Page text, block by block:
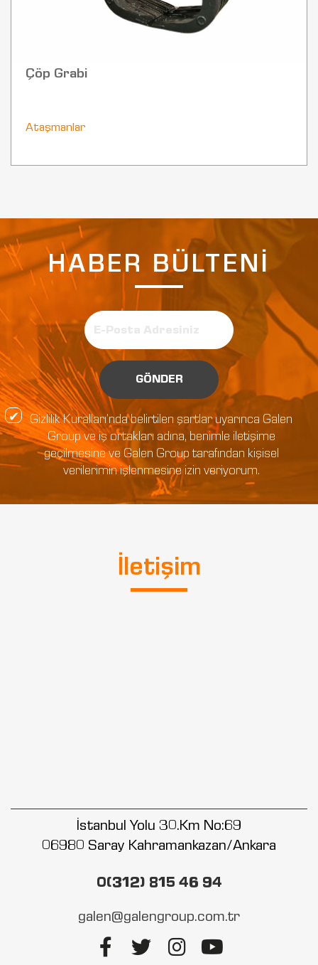
Çöp Grabi
Ataşmanlar
HABER BÜLTENİ
GÖNDER
Gizlilik Kuralları’nda belirtilen şartlar uyarınca Galen
Group ve iş ortakları adına, benimle iletişime
geçilmesine ve Galen Group tarafından kişisel
verilerimin işlenmesine izin veriyorum.
İletişim
İstanbul Yolu 30.Km No:69
06980 Saray Kahramankazan/Ankara
0(312) 815 46 94
galen@galengroup.com.tr